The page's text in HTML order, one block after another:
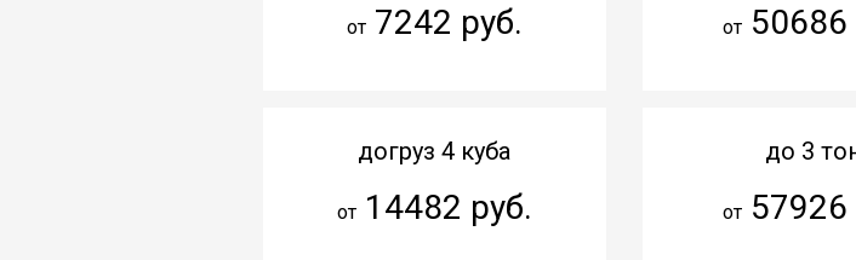
от7242 руб.
догруз 4 куба
от14482 руб.
от 50686
до 3
от 57926